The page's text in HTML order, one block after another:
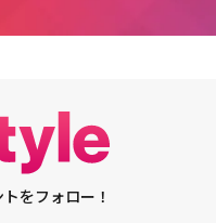
をフォロー！